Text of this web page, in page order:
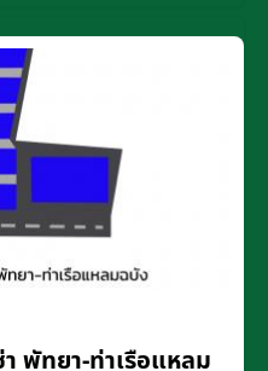
า พัทยา-ท่าเรือแหลม